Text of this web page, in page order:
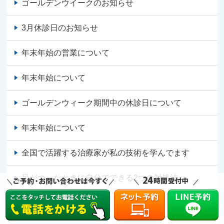
ゴールデンウイークのお知らせ
3月休診日のお知らせ
年末年始の営業について
年末年始について
ゴールデンウィーク期間中の休診日について
年末年始について
全国で活躍する治療家が私の技術を学んでます
足がつったときに自分でできる2つの対処法
ぎっくり腰になったら